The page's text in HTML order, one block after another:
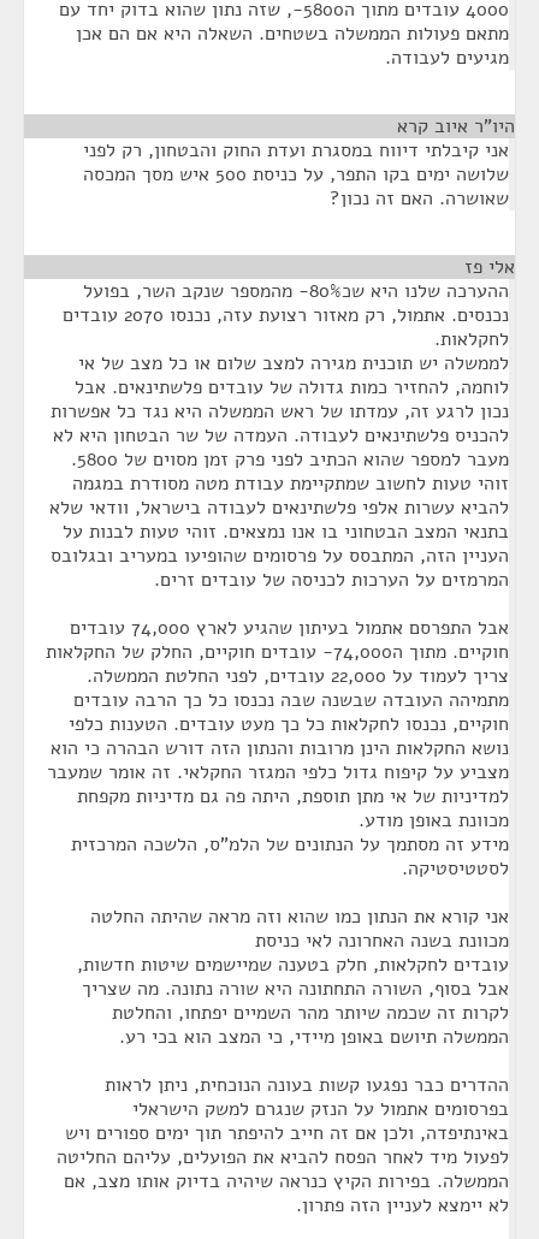
4000 עובדים מתוך ה5800-, שזה נתון שהוא בדוק יחד עם
מתאם פעולות הממשלה בשטחים. השאלה היא אם הם אכן
מגיעים לעבודה.
היו"ר איוב קרא
אני קיבלתי דיווח במסגרת ועדת החוק והבטחון, רק לפני
שלושה ימים בקו התפר, על כניסת 500 איש מסך המכסה
שאושרה. האם זה נכון?
אלי פז
ההערכה שלנו היא שכ80%- מהמספר שנקב השר, בפועל
נכנסים. אתמול, רק מאזור רצועת עזה, נכנסו 2070 עובדים
לחקלאות.
לממשלה יש תוכנית מגירה למצב שלום או כל מצב של אי
לוחמה, להחזיר כמות גדולה של עובדים פלשתינאים. אבל
נכון לרגע זה, עמדתו של ראש הממשלה היא נגד כל אפשרות
להכניס פלשתינאים לעבודה. העמדה של שר הבטחון היא לא
מעבר למספר שהוא הכתיב לפני פרק זמן מסוים של 5800.
זוהי טעות לחשוב שמתקיימת עבודת מטה מסודרת במגמה
להביא עשרות אלפי פלשתינאים לעבודה בישראל, וודאי שלא
בתנאי המצב הבטחוני בו אנו נמצאים. זוהי טעות לבנות על
העניין הזה, המתבסס על פרסומים שהופיעו במעריב ובגלובס
המרמזים על הערכות לכניסה של עובדים זרים.
אבל התפרסם אתמול בעיתון שהגיע לארץ 74,000 עובדים
חוקיים. מתוך ה74,000- עובדים חוקיים, החלק של החקלאות
צריך לעמוד על 22,000 עובדים, לפני החלטת הממשלה.
מתמיהה העובדה שבשנה שבה נכנסו כל כך הרבה עובדים
חוקיים, נכנסו לחקלאות כל כך מעט עובדים. הטענות כלפי
נושא החקלאות הינן מרובות והנתון הזה דורש הבהרה כי הוא
מצביע על קיפוח גדול כלפי המגזר החקלאי. זה אומר שמעבר
למדיניות של אי מתן תוספת, היתה פה גם מדיניות מקפחת
מכוונת באופן מודע.
מידע זה מסתמך על הנתונים של הלמ"ס, הלשכה המרכזית
לסטטיסטיקה.
אני קורא את הנתון כמו שהוא וזה מראה שהיתה החלטה
מכוונת בשנה האחרונה לאי כניסת
עובדים לחקלאות, חלק בטענה שמיישמים שיטות חדשות,
אבל בסוף, השורה התחתונה היא שורה נתונה. מה שצריך
לקרות זה שכמה שיותר מהר השמיים יפתחו, והחלטת
הממשלה תיושם באופן מיידי, כי המצב הוא בכי רע.
ההדרים כבר נפגעו קשות בעונה הנוכחית, ניתן לראות
בפרסומים אתמול על הנזק שנגרם למשק הישראלי
באינתיפדה, ולכן אם זה חייב להיפתר תוך ימים ספורים ויש
לפעול מיד לאחר הפסח להביא את הפועלים, עליהם החליטה
הממשלה. בפירות הקיץ כנראה שיהיה בדיוק אותו מצב, אם
לא יימצא לעניין הזה פתרון.